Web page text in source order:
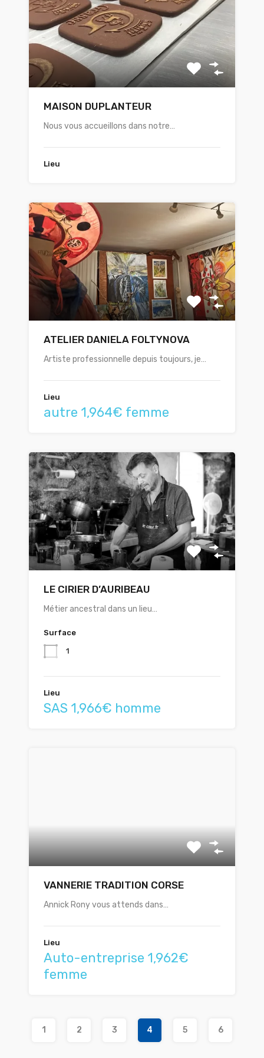
MAISON DUPLANTEUR
Nous vous accueillons dans notre…
Lieu
ATELIER DANIELA FOLTYNOVA
Artiste professionnelle depuis toujours, je…
Lieu
autre 1,964€ femme
LE CIRIER D’AURIBEAU
Métier ancestral dans un lieu…
Surface
1
Lieu
SAS 1,966€ homme
VANNERIE TRADITION CORSE
Annick Rony vous attends dans…
Lieu
Auto-entreprise 1,962€
femme
1 2 3 4 5 6